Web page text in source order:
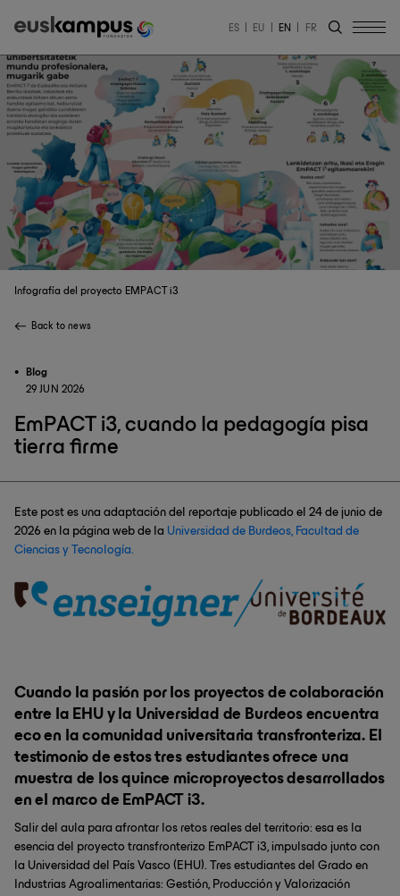
ES EU EN FR
Infografía del proyecto EMPACT i3
Back to news
Blog
29 JUN 2026
EmPACT i3, cuando la pedagogía pisa
tierra firme
Este post es una adaptación del reportaje publicado el 24 de junio de
2026 en la página web de la Universidad de Burdeos, Facultad de
Ciencias y Tecnología.
Cuando la pasión por los proyectos de colaboración
entre la EHU y la Universidad de Burdeos encuentra
eco en la comunidad universitaria transfronteriza. El
testimonio de estos tres estudiantes ofrece una
muestra de los quince microproyectos desarrollados
en el marco de EmPACT i3.
Salir del aula para afrontar los retos reales del territorio: esa es la
esencia del proyecto transfronterizo EmPACT i3, impulsado junto con
la Universidad del País Vasco (EHU). Tres estudiantes del Grado en
Industrias Agroalimentarias: Gestión, Producción y Valorización